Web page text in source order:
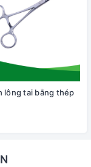
lông tai bằng thép